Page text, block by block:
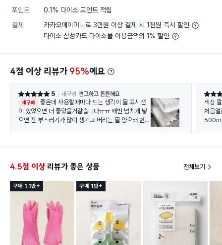
포인트
0.1% 다이소 포인트 적립
결제
카카오페이머니로 3만원 이상 결제 시 1천원 즉시 할인
다이소 삼성카드 다이소몰 이용금액의 1% 할인
4점 이상 리뷰가 95%예요
별점 5점 5 내구성 견고하고 튼튼해요
재구매
좋은데 사용할때마다 드는 생각이 물 표시선
이 있었으면 더 좋았을거같습니다ㅠㅠ 매번 넘치게 넣
으면 잔 부스러기가 많이 생기고 버리는 물 양으러 한개
별점 5
처음얼
500ml
그런
4.5점 이상 리뷰가 좋은 상품 전체보기
구매 1.1만+ 구매 1만+